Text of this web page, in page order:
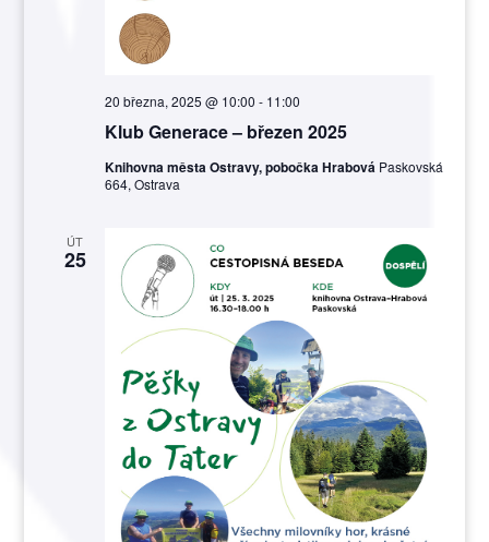
Klub Generace – březen 2025
20 března, 2025 @ 10:00 - 11:00
Knihovna města Ostravy, pobočka Hrabová Paskovská
664, Ostrava
ÚT
25